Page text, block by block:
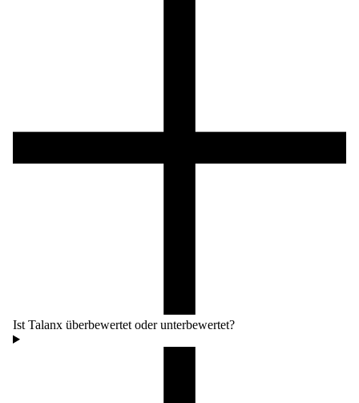
Ist Talanx überbewertet oder unterbewertet?